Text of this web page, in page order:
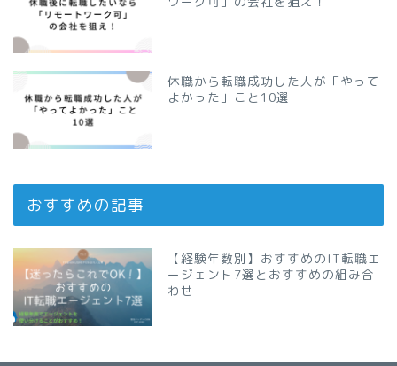
休職から転職成功した人が「やって
よかった」こと10選
おすすめの記事
【経験年数別】おすすめのIT転職エ
ージェント7選とおすすめの組み合
わせ